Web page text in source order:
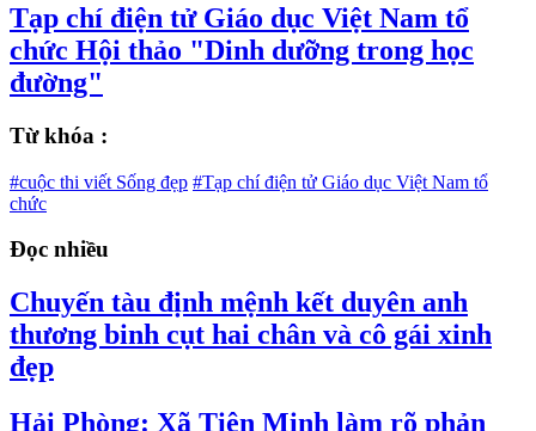
Tạp chí điện tử Giáo dục Việt Nam tổ
chức Hội thảo "Dinh dưỡng trong học
đường"
Từ khóa :
#cuộc thi viết Sống đẹp #Tạp chí điện tử Giáo dục Việt Nam tổ
chức
Đọc nhiều
Chuyến tàu định mệnh kết duyên anh
thương binh cụt hai chân và cô gái xinh
đẹp
Hải Phòng: Xã Tiên Minh làm rõ phản